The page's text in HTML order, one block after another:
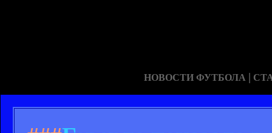
НОВОСТИ ФУТБОЛА |